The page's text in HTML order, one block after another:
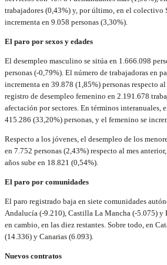
trabajadores (0,43%) y, por último, en el colectivo
incrementa en 9.058 personas (3,30%).
El paro por sexos y edades
El desempleo masculino se sitúa en 1.666.098
personas (-0,79%). El número de trabajadoras en
incrementa en 39.878 (1,85%) personas respecto
registro de desempleo femenino en 2.191.678
afectación por sectores. En términos interanuales,
415.286 (33,20%) personas, y el femenino se
Respecto a los jóvenes, el desempleo de los
en 7.752 personas (2,43%) respecto al mes
años sube en 18.821 (0,54%).
El paro por comunidades
El paro registrado baja en siete comunidades
Andalucía (-9.210), Castilla La Mancha (-5.075) y
en cambio, en las diez restantes. Sobre todo, en
(14.336) y Canarias (6.093).
Nuevos contratos